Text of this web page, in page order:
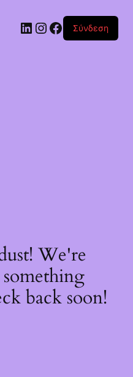
Linkedin
Instagram
Facebook
Σύνδεση
We're
back soon!